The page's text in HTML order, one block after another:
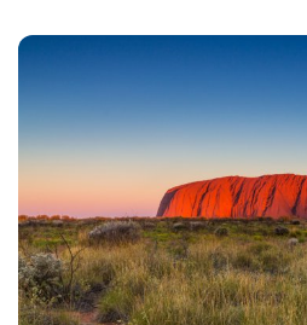
Nord America
Viaggi in Alaska
Viaggi in Canada
Nuova Caledonia
Nuova Zelanda
Oman